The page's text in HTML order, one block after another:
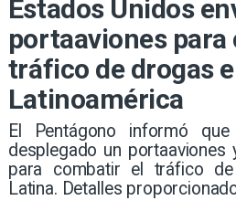
Estados Unidos
portaaviones
tráfico de drogas
Latinoamérica
El Pentágono informó
desplegado un
para combatir el tráfico
Latina. Detalles